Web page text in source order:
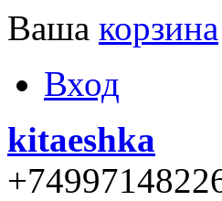
Ваша корзина
Вход
kitaeshka